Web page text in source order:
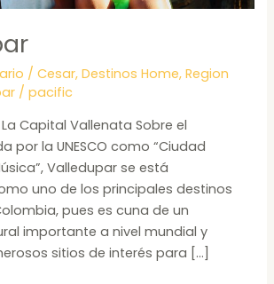
/Cesar,Destinos Home,Region
/pacific
Capital Vallenata Sobre el
por la UNESCO como “Ciudad
Valledupar se está
uno de los principales destinos
pues es cuna de un
importante a nivel mundial y
sitios de interés para […]